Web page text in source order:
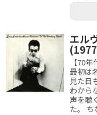
エル
【70
最初は
見た目
わから
声を聴
た。 ち